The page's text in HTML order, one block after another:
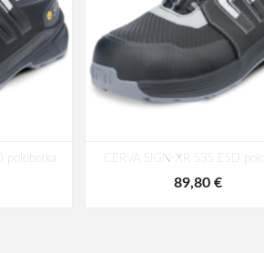
polobotka CERVA SIGN-XR S3S ESD
89,80 €